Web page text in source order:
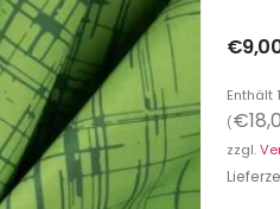
€
Enthält
(€
zzgl.